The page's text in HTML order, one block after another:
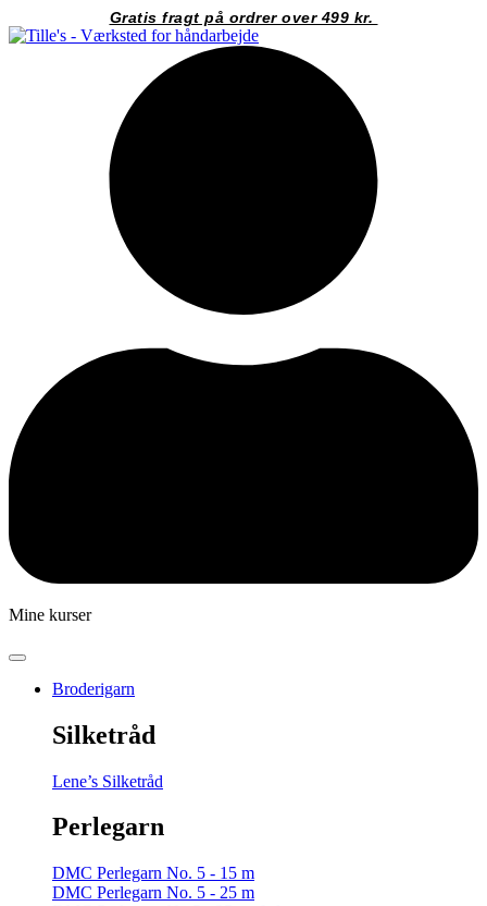
til
Gratis fragt på ordrer over 499 kr.
Mine kurser
Broderigarn
Silketråd
Lene’s Silketråd
Perlegarn
DMC Perlegarn No. 5 - 15 m
DMC Perlegarn No. 5 - 25 m